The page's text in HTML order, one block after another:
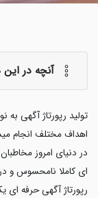
آنچه در
تولید رپورتاژ آگهی به
اهداف مختلف انجام
در دنیای امروز
ای کاملا نامحسوس و
رپورتاژ آگهی حرفه